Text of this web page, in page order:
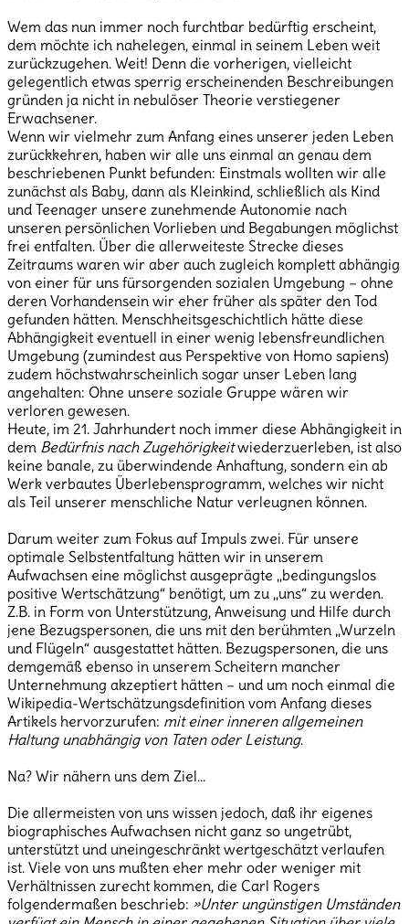
Wem das nun immer noch furchtbar bedürftig erscheint,
dem möchte ich nahelegen, einmal in seinem Leben weit
zurückzugehen. Weit! Denn die vorherigen, vielleicht
gelegentlich etwas sperrig erscheinenden Beschreibungen
gründen ja nicht in nebulöser Theorie verstiegener
Erwachsener.
Wenn wir vielmehr zum Anfang eines unserer jeden Leben
zurückkehren, haben wir alle uns einmal an genau dem
beschriebenen Punkt befunden: Einstmals wollten wir alle
zunächst als Baby, dann als Kleinkind, schließlich als Kind
und Teenager unsere zunehmende Autonomie nach
unseren persönlichen Vorlieben und Begabungen möglichst
frei entfalten. Über die allerweiteste Strecke dieses
Zeitraums waren wir aber auch zugleich komplett abhängig
von einer für uns fürsorgenden sozialen Umgebung – ohne
deren Vorhandensein wir eher früher als später den Tod
gefunden hätten. Menschheitsgeschichtlich hätte diese
Abhängigkeit eventuell in einer wenig lebensfreundlichen
Umgebung (zumindest aus Perspektive von Homo sapiens)
zudem höchstwahrscheinlich sogar unser Leben lang
angehalten: Ohne unsere soziale Gruppe wären wir
verloren gewesen.
Heute, im 21. Jahrhundert noch immer diese Abhängigkeit in
dem Bedürfnis nach Zugehörigkeitwiederzuerleben, ist also
keine banale, zu überwindende Anhaftung, sondern ein ab
Werk verbautes Überlebensprogramm, welches wir nicht
als Teil unserer menschliche Natur verleugnen können.
Darum weiter zum Fokus auf Impuls zwei. Für unsere
optimale Selbstentfaltung hätten wir in unserem
Aufwachsen eine möglichst ausgeprägte „bedingungslos
positive Wertschätzung“ benötigt, um zu „uns“ zu werden.
Z.B. in Form von Unterstützung, Anweisung und Hilfe durch
jene Bezugspersonen, die uns mit den berühmten „Wurzeln
und Flügeln“ ausgestattet hätten. Bezugspersonen, die uns
demgemäß ebenso in unserem Scheitern mancher
Unternehmung akzeptiert hätten – und um noch einmal die
Wikipedia-Wertschätzungsdefinition vom Anfang dieses
Artikels hervorzurufen: mit einer inneren allgemeinen
Haltung unabhängig von Taten oder Leistung.
Na? Wir nähern uns dem Ziel…
Die allermeisten von uns wissen jedoch, daß ihr eigenes
biographisches Aufwachsen nicht ganz so ungetrübt,
unterstützt und uneingeschränkt wertgeschätzt verlaufen
ist. Viele von uns mußten eher mehr oder weniger mit
Verhältnissen zurecht kommen, die Carl Rogers
folgendermaßen beschrieb: »Unter ungünstigen Umständen